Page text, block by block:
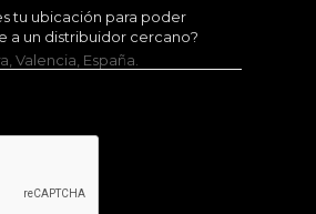
tu ubicación para poder
a un distribuidor cercano?
Valencia, España.